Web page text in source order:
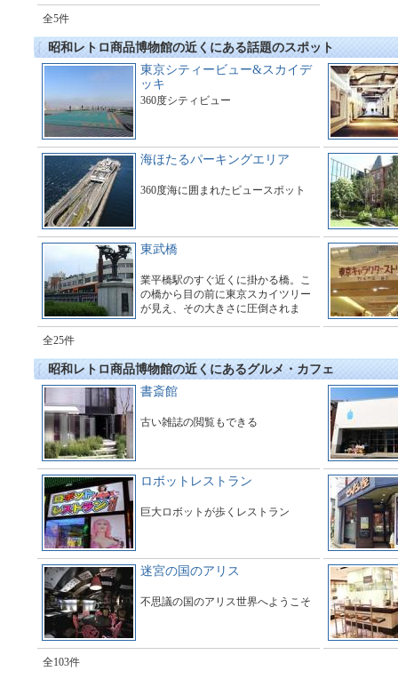
全5件
昭和レトロ商品博物館の近くにある話題のスポット
東京シティービュー&スカイデ
ッキ
360度シティビュー
海ほたるパーキングエリア
360度海に囲まれたビュースポット
東武橋
業平橋駅のすぐ近くに掛かる橋。こ
の橋から目の前に東京スカイツリー
が見え、その大きさに圧倒されま
全25件
昭和レトロ商品博物館の近くにあるグルメ・カフェ
書斎館
古い雑誌の閲覧もできる
ロボットレストラン
巨大ロボットが歩くレストラン
迷宮の国のアリス
不思議の国のアリス世界へようこそ
全103件